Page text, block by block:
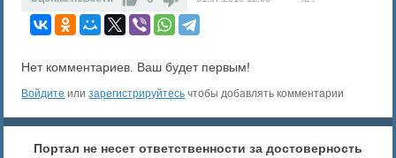
Нет комментариев. Ваш будет первым!
Войдите илизарегистрируйтесь чтобы добавлять комментарии
Портал не несет ответственности за достоверность